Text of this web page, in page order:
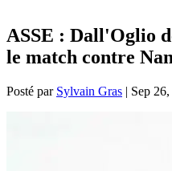
ASSE : Dall'Oglio
le match contre
Posté par Sylvain Gras | Sep